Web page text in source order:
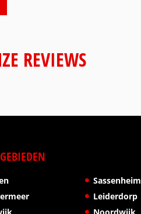
REVIEWS
Sassenheim
Leiderdorp